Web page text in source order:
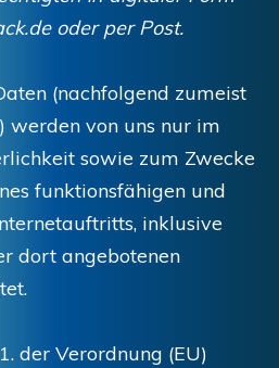
oder per Post.
(nachfolgend zumeist
werden von uns nur im
sowie zum Zwecke
funktionsfähigen und
inklusive
dort angebotenen
der Verordnung (EU)